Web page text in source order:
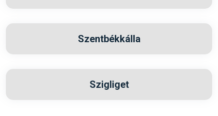
Szentbékkálla
Szigliget